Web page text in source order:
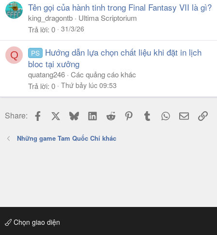
Tên gọi của hành tinh trong Final Fantasy VII là gì?
king_dragontb
Ultima Scriptorium
Trả lời 0 31/3/26
Q PS
Hướng dẫn lựa chọn chất liệu khi đặt in lịch
bloc tại xưởng
quatang246 Các quảng cáo khác
Trả lời 0 Thứ bảy lúc 09:53
Share: Facebook BlueskyLinkedIn
Reddit PinterestTumblr WhatsApp
Email
Những game Tam Quốc Chí khác
Chọn giao diện